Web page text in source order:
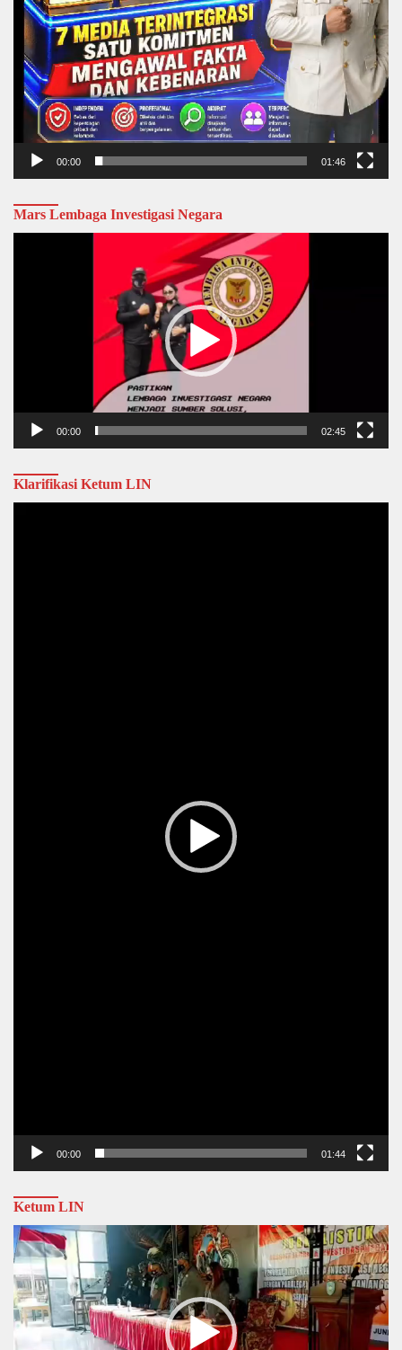
00:00 01:46
Mars Lembaga Investigasi Negara
00:00 02:45
Klarifikasi Ketum LIN
00:00 01:44
Ketum LIN
Video
Player